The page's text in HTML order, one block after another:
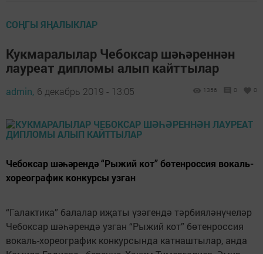
СОҢГЫ ЯҢАЛЫКЛАР
Кукмаралылар Чебоксар шәһәреннән
лауреат дипломы алып кайттылар
admin, 6 декабрь 2019 - 13:05 1356 0 0
Чебоксар шәһәрендә “Рыжий кот” бөтенроссия вокаль-
хореографик конкурсы узган
“Галактика” балалар иҗаты үзәгендә тәрбияләнүчеләр
Чебоксар шәһәрендә узган “Рыжий кот” бөтенроссия
вокаль-хореографик конкурсында катнаштылар, анда